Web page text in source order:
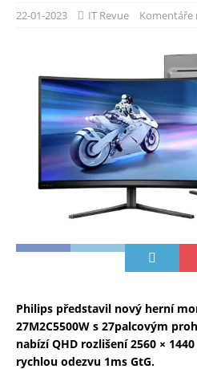
22-01-2023 IT Revue Komentáře
Philips představil nový herní
27M2C5500W s 27palcovým
nabízí QHD rozlišení 2560 ×
rychlou odezvu 1ms GtG.